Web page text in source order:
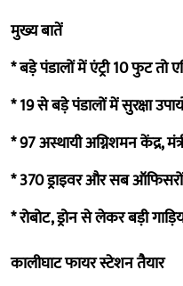
मुख्य बातें
* बड़े पंडालों में एंट्री 10 फुट तो
* 19 से बड़े पंडालों में सुरक्षा
* 97 अस्थायी अग्निशमन केंद्र,
* 370 ड्राइवर और सब ऑफिसरों
* रोबोट, ड्रोन से लेकर बड़ी
कालीघाट फायर स्टेशन तैयार